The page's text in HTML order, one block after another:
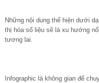
Những nội dung thể hiện dưới
thị hóa số liệu sẽ là xu hướng
tương lai.
Infographic là không gian để